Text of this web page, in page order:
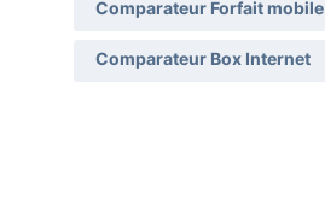
Comparateur Forfait mobile
Comparateur Box Internet